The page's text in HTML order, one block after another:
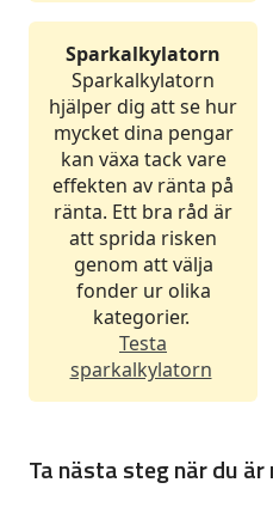
Sparkalkylatorn
Sparkalkylatorn
hjälper dig att se hur
mycket dina pengar
kan växa tack vare
effekten av ränta på
ränta. Ett bra råd är
att sprida risken
genom att välja
fonder ur olika
kategorier.
Testa
sparkalkylatorn
Ta nästa steg när du är